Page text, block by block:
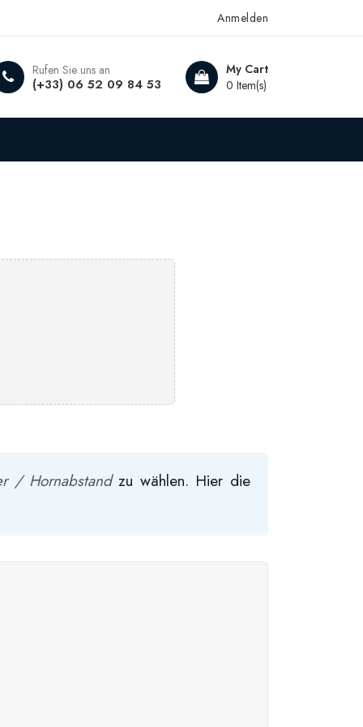
Anmelden
My Cart
0 Item(s)
Rufen Sie uns an
(+33) 06 52 09 84 53
/ Hornabstandzu wählen. Hier die